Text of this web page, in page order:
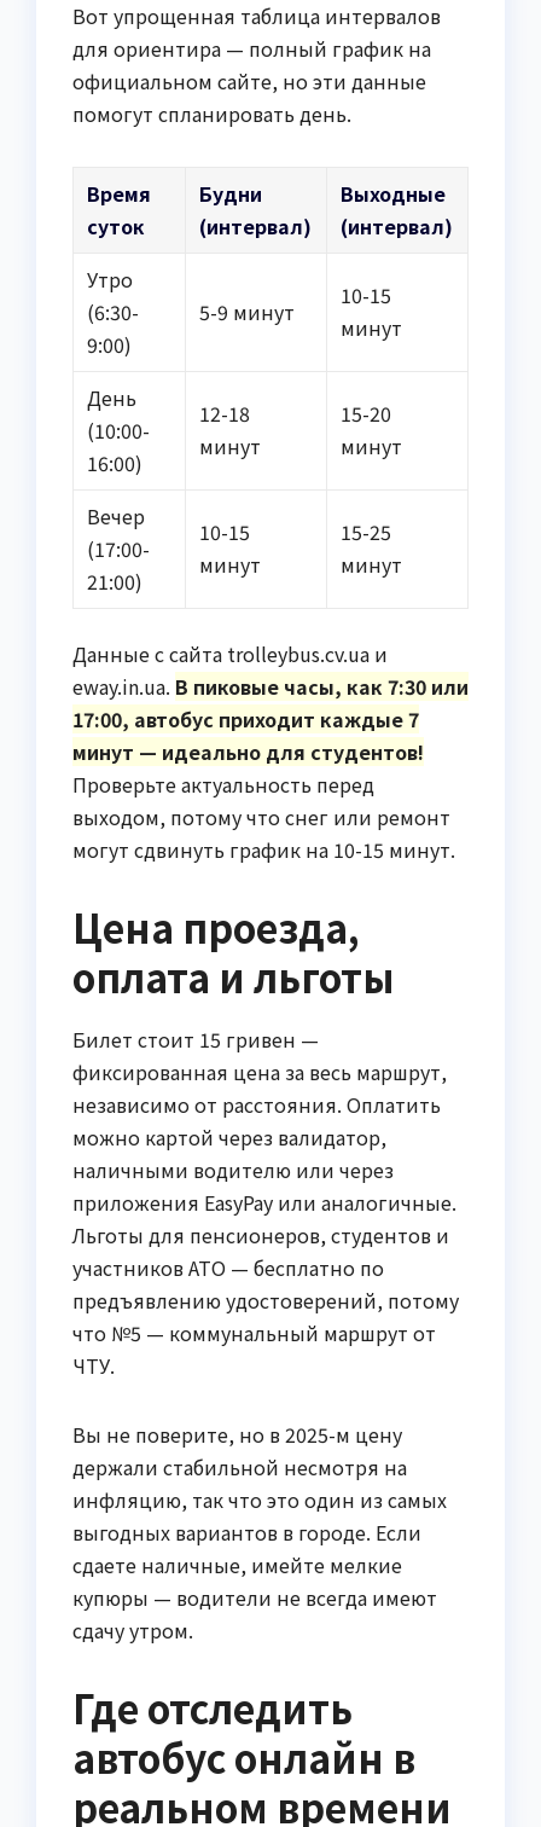
Вот упрощенная таблица интервалов
для ориентира — полный график на
официальном сайте, но эти данные
помогут спланировать день.
Время
суток
Будни
(интервал)
Выходные
(интервал)
Утро
(6:30-
9:00)
5-9 минут
10-15
минут
День
(10:00-
16:00)
12-18
минут
15-20
минут
Вечер
(17:00-
21:00)
10-15
минут
15-25
минут
Данные с сайта trolleybus.cv.ua и
eway.in.ua. В пиковые часы, как 7:30 или
17:00, автобус приходит каждые 7
минут — идеально для студентов!
Проверьте актуальность перед
выходом, потому что снег или ремонт
могут сдвинуть график на 10-15 минут.
Цена проезда,
оплата и льготы
Билет стоит 15 гривен —
фиксированная цена за весь маршрут,
независимо от расстояния. Оплатить
можно картой через валидатор,
наличными водителю или через
приложения EasyPay или аналогичные.
Льготы для пенсионеров, студентов и
участников АТО — бесплатно по
предъявлению удостоверений, потому
что №5 — коммунальный маршрут от
ЧТУ.
Вы не поверите, но в 2025-м цену
держали стабильной несмотря на
инфляцию, так что это один из самых
выгодных вариантов в городе. Если
сдаете наличные, имейте мелкие
купюры — водители не всегда имеют
сдачу утром.
Где отследить
автобус онлайн в
реальном времени